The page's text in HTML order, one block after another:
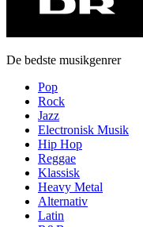
De bedste musikgenrer
Pop
Rock
Jazz
Electronisk Musik
Hip Hop
Reggae
Klassisk
Heavy Metal
Alternativ
Latin